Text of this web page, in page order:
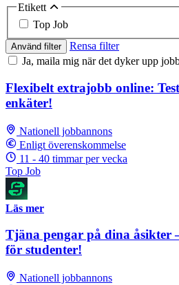
Etikett
Top Job
Använd filter
Rensa filter
Ja, maila mig när det dyker upp
Flexibelt extrajobb online:
enkäter!
Nationell jobbannons
Enligt överenskommelse
11 - 40 timmar per vecka
Top Job
Läs mer
Tjäna pengar på dina åsikter
för studenter!
Nationell jobbannons